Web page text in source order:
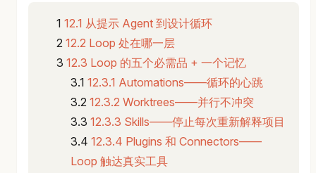
12.1 从提示 Agent 到设计循环
12.2 Loop 处在哪一层
12.3 Loop 的五个必需品 + 一个记忆
12.3.1 Automations——循环的心跳
12.3.2 Worktrees——并行不冲突
12.3.3 Skills——停止每次重新解释项目
12.3.4 Plugins 和 Connectors——
Loop 触达真实工具